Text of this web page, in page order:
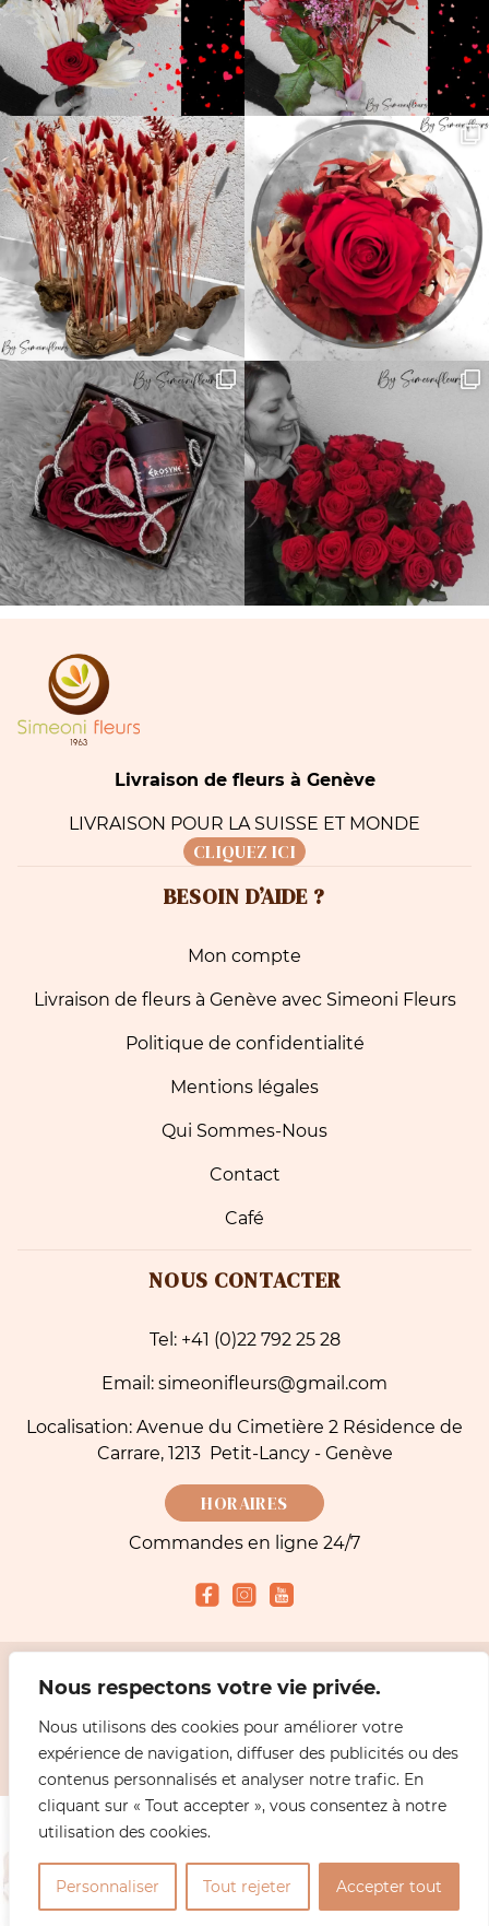
Nous respectons votre vie privée.
Nous utilisons des cookies pour améliorer votre
expérience de navigation, diffuser des publicités ou des
contenus personnalisés et analyser notre trafic. En
cliquant sur « Tout accepter », vous consentez à notre
utilisation des cookies.
Personnaliser Tout rejeter Accepter tout
Livraison de fleurs à Genève
LIVRAISON POUR LA SUISSE ET MONDE
CLIQUEZ ICI
BESOIN D’AIDE ?
Mon compte
Livraison de fleurs à Genève avec Simeoni Fleurs
Politique de confidentialité
Mentions légales
Qui Sommes-Nous
Contact
Café
NOUS CONTACTER
Tel: +41 (0)22 792 25 28
Email: simeonifleurs@gmail.com
Localisation: Avenue du Cimetière 2 Résidence de
Carrare, 1213 Petit-Lancy - Genève
HORAIRES
Commandes en ligne 24/7
2026 Simeoni fleuriste Genève - Livraisons Fleurs | Mentions légales
Modes de paiement acceptés